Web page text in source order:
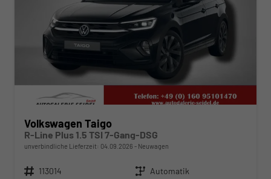
Volkswagen Taigo
R-Line Plus 1.5 TSI 7-Gang-DSG
unverbindliche Lieferzeit: 04.09.2026 Neuwagen
Fahrzeugnr. 113014 Getriebe Automatik